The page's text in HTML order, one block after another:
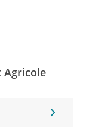
Agricole